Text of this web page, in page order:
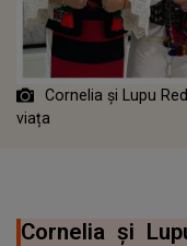
Cornelia și Lupu
viața
Cornelia și